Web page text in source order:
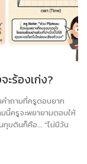
ะร้องเก่ง?
คำถามที่ครูตอบยาก
นี้ครูจะพยายามตอบให้
ทุบดินก็คือ... "ไม่มีวัน